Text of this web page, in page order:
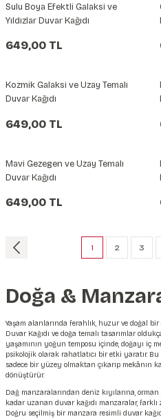
Sulu Boya Efektli Galaksi ve
Yıldızlar Duvar Kağıdı
649,00 TL
Kozmik Galaksi ve Uzay Temalı
Duvar Kağıdı
649,00 TL
Mavi Gezegen ve Uzay Temalı
Duvar Kağıdı
649,00 TL
1 2 3
Doğa &
Yaşam alanlarında ferahlık, huzur ve doğal
Duvar Kağıdı ve doğa temalı tasarımlar
yaşamının yoğun temposu içinde, doğayı iç
psikolojik olarak rahatlatıcı bir etki yaratır. Bu
sadece bir yüzey olmaktan çıkarıp mekânın
dönüştürür.
Dağ manzaralarından deniz kıyılarına,
kadar uzanan duvar kağıdı manzaralar,
Doğru seçilmiş bir manzara resimli duvar